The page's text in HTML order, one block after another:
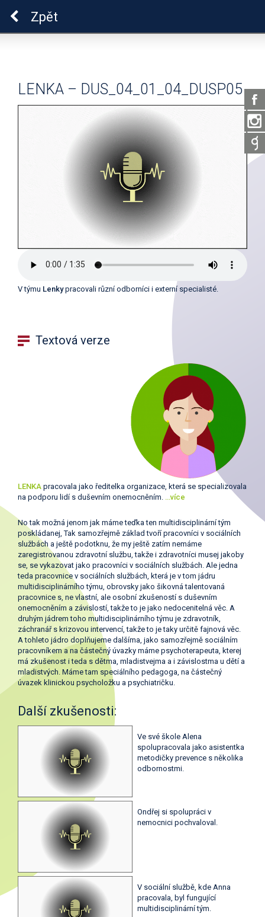
Zpět
LENKA – DUS_04_01_04_DUSP05
V týmu Lenkypracovali různí odborníci i externí specialisté.
Textová verze
LENKA pracovala jako ředitelka organizace, která se specializovala
na podporu lidí s duševním onemocněním. …více
No tak možná jenom jak máme teďka ten multidisciplinární tým
poskládanej, Tak samozřejmě základ tvoří pracovníci v sociálních
službách a ještě podotknu, že my ještě zatím nemáme
zaregistrovanou zdravotní službu, takže i zdravotníci musej jakoby
se, se vykazovat jako pracovníci v sociálních službách. Ale jedna
teda pracovnice v sociálních službách, která je v tom jádru
multidisciplinárního týmu, obrovsky jako šikovná talentovaná
pracovnice s, ne vlastní, ale osobní zkušeností s duševním
onemocněním a závislostí, takže to je jako nedocenitelná věc. A
druhým jádrem toho multidisciplinárního týmu je zdravotník,
záchranář s krizovou intervencí, takže to je taky určitě fajnová věc.
A tohleto jádro doplňujeme dalšíma, jako samozřejmě sociálním
pracovníkem a na částečný úvazky máme psychoterapeuta, kterej
má zkušenost i teda s dětma, mladistvejma a i závislostma u dětí a
mladistvých. Máme tam speciálního pedagoga, na částečný
úvazek klinickou psycholožku a psychiatričku.
Další zkušenosti:
Ve své škole Alena
spolupracovala jako asistentka
metodičky prevence s několika
odbornostmi.
Ondřej si spolupráci v
nemocnici pochvaloval.
V sociální službě, kde Anna
pracovala, byl fungující
multidisciplinární tým.